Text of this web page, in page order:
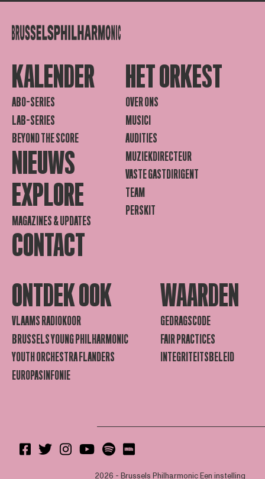
KALENDER
ABO-SERIES
LAB-SERIES
BEYOND THE SCORE
NIEUWS
EXPLORE
MAGAZINES & UPDATES
CONTACT
HET ORKEST
OVER ONS
MUSICI
AUDITIES
MUZIEKDIRECTEUR
VASTE GASTDIRIGENT
TEAM
PERSKIT
ONTDEK OOK
VLAAMS RADIOKOOR
BRUSSELS YOUNG PHILHARMONIC
YOUTH ORCHESTRA FLANDERS
EUROPASINFONIE
WAARDEN
GEDRAGSCODE
FAIR PRACTICES
INTEGRITEITSBELEID
2026 - Brussels PhilharmonicEen instelling